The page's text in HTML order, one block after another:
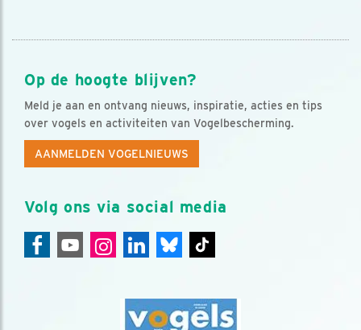
Op de hoogte blijven?
Meld je aan en ontvang nieuws, inspiratie, acties en tips
over vogels en activiteiten van Vogelbescherming.
AANMELDEN VOGELNIEUWS
Volg ons via social media